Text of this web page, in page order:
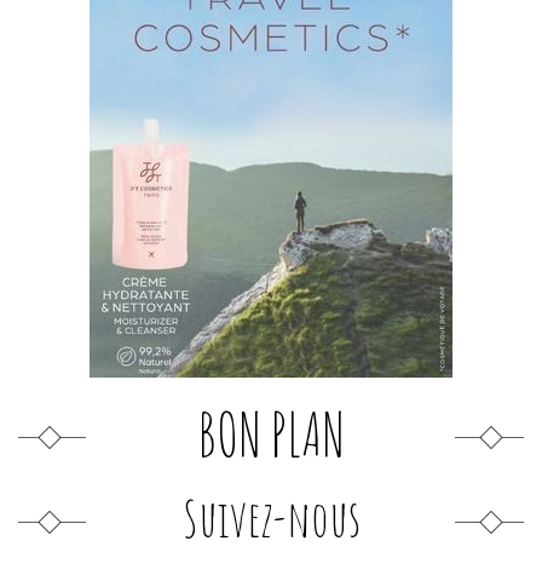
BON PLAN
Suivez-nous